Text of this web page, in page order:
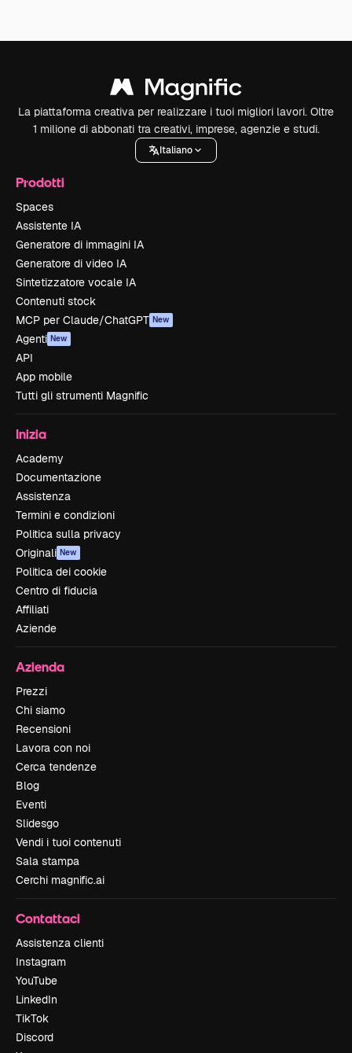
La piattaforma creativa per realizzare i tuoi migliori lavori. Oltre
1 milione di abbonati tra creativi, imprese, agenzie e studi.
Italiano
Prodotti
Spaces
Assistente IA
Generatore di immagini IA
Generatore di video IA
Sintetizzatore vocale IA
Contenuti stock
MCP per Claude/ChatGPT New
Agenti New
API
App mobile
Tutti gli strumenti Magnific
Inizia
Academy
Documentazione
Assistenza
Termini e condizioni
Politica sulla privacy
Originali New
Politica dei cookie
Centro di fiducia
Affiliati
Aziende
Azienda
Prezzi
Chi siamo
Recensioni
Lavora con noi
Cerca tendenze
Blog
Eventi
Slidesgo
Vendi i tuoi contenuti
Sala stampa
Cerchi magnific.ai
Contattaci
Assistenza clienti
Instagram
YouTube
LinkedIn
TikTok
Discord